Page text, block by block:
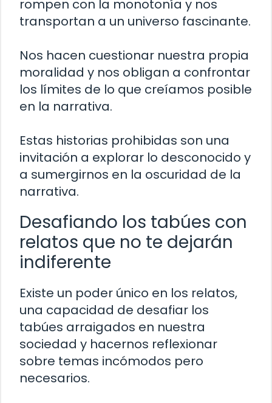
rompen con la monotonía y nos
transportan a un universo fascinante.
Nos hacen cuestionar nuestra propia
moralidad y nos obligan a confrontar
los límites de lo que creíamos posible
en la narrativa.
Estas historias prohibidas son una
invitación a explorar lo desconocido y
a sumergirnos en la oscuridad de la
narrativa.
Desafiando los tabúes con
relatos que no te dejarán
indiferente
Existe un poder único en los relatos,
una capacidad de desafiar los
tabúes arraigados en nuestra
sociedad y hacernos reflexionar
sobre temas incómodos pero
necesarios.